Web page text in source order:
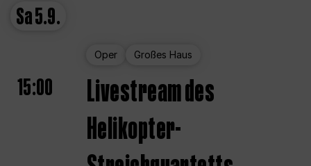
Sa5.9.
Oper Großes Haus
15:00
Livestream des
Helikopter-